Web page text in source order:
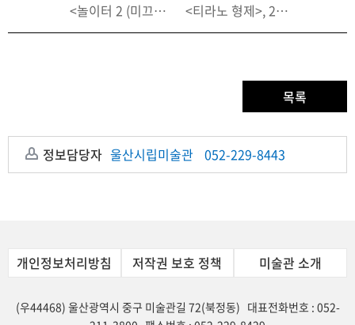
, 철, 알루미늄 망, 374(h)×176×142cm
양》전시장 전경<놀이터 2 (미끄럼틀과 정글짐)>, 2025, 알루미늄,
<티라노 형제>, 2025, PLA,
목록
정보담당자 울산시립미술관 052-229-8443
개인정보처리방침 저작권 보호 정책 미술관 소개
(우44468) 울산광역시 중구 미술관길 72(북정동) 대표전화번호 : 052-